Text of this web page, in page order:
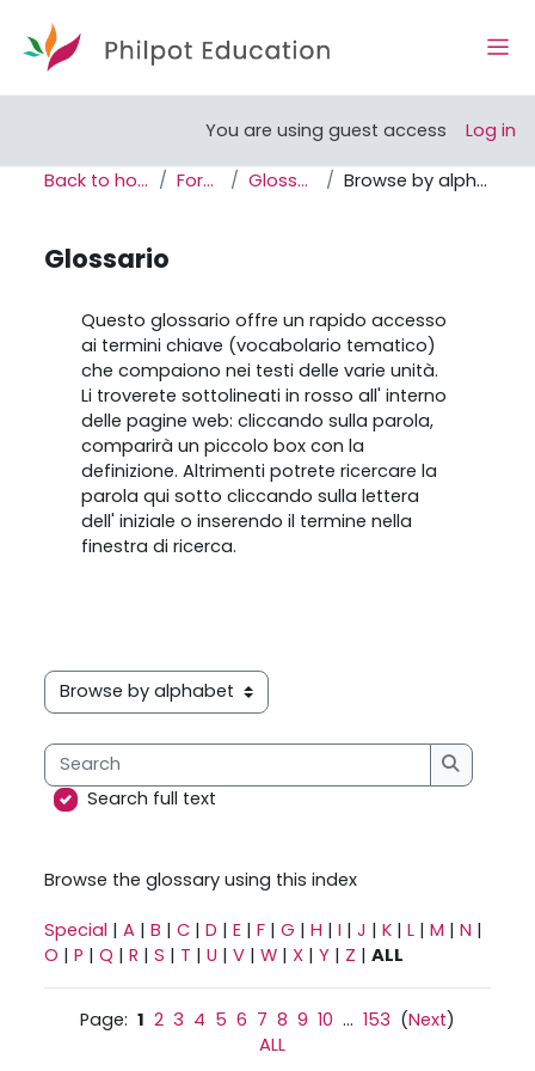
You are using guest access Log in
Back to home Forum Glossario Browse by alphabet
Glossario
Questo glossario offre un rapido accesso
ai termini chiave (vocabolario tematico)
che compaiono nei testi delle varie unità.
Li troverete sottolineati in rosso all' interno
delle pagine web: cliccando sulla parola,
comparirà un piccolo box con la
definizione. Altrimenti potrete ricercare la
parola qui sotto cliccando sulla lettera
dell' iniziale o inserendo il termine nella
finestra di ricerca.
Browse the glossary using this index
Search
Search
Search full text
Browse the glossary using this index
Special |A |B |C |D |E |F |G |H |I |J |K |L |M |N |
O |P |Q |R |S | T |U |V |W | X |Y | Z |ALL
Page: 1 2 3 4 5 6 7 8 9 10 ... 153 (Next)
ALL